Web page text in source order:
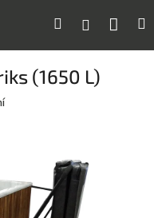
Hledat Přihlášení
(1650 L)